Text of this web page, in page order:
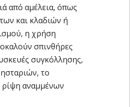
από αμέλεια, όπως
και κλαδιών ή
η χρήση
σπινθήρες
συγκόλλησης,
το
ρίψη αναμμένων